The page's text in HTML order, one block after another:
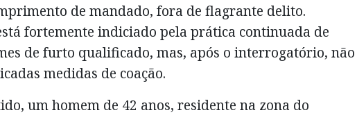
de mandado, fora de flagrante delito.
fortemente indiciado pela prática continuada de
de furto qualificado, mas, após o interrogatório, não
medidas de coação.
um homem de 42 anos, residente na zona do